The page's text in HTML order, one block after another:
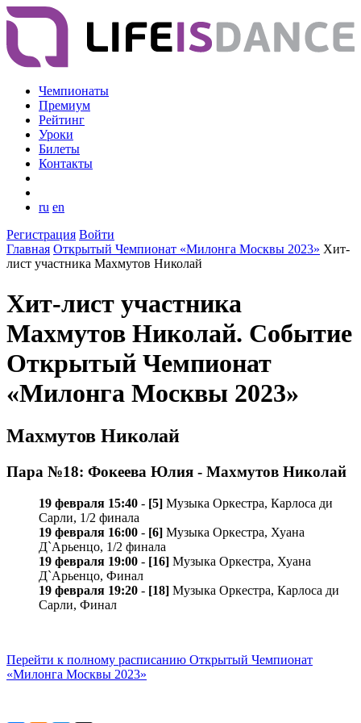
Чемпионаты
Премиум
Рейтинг
Уроки
Билеты
Контакты
ru en
Регистрация Войти
Главная Открытый Чемпионат «Милонга Москвы 2023» Хит-
лист участника Махмутов Николай
Хит-лист участника
Махмутов Николай. Событие
Открытый Чемпионат
«Милонга Москвы 2023»
Махмутов Николай
Пара №18: Фокеева Юлия - Махмутов Николай
19 февраля 15:40 - [5] Музыка Оркестра, Карлосa ди
Сарли, 1/2 финала
19 февраля 16:00 - [6] Музыка Оркестра, Хуана
Д`Арьенцо, 1/2 финала
19 февраля 19:00 - [16] Музыка Оркестра, Хуана
Д`Арьенцо, Финал
19 февраля 19:20 - [18] Музыка Оркестра, Карлосa ди
Сарли, Финал
Перейти к полному расписанию Открытый Чемпионат
«Милонга Москвы 2023»